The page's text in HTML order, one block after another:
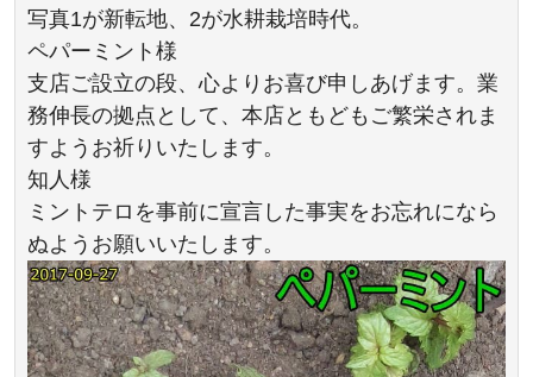
写真1が新転地、2が水耕栽培時代。
ペパーミント様
支店ご設立の段、心よりお喜び申しあげます。業
務伸長の拠点として、本店ともどもご繁栄されま
すようお祈りいたします。
知人様
ミントテロを事前に宣言した事実をお忘れになら
ぬようお願いいたします。